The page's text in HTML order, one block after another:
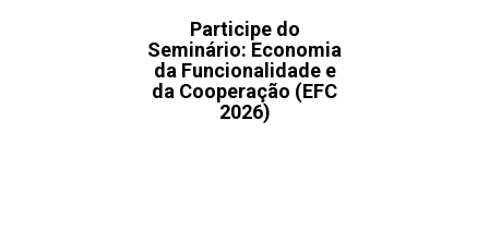
Participe do
Seminário: Economia
da Funcionalidade e
da Cooperação (EFC
2026)